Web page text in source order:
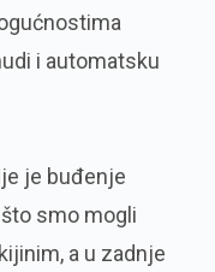
i automatsku
je buđenje
smo mogli
a u zadnje